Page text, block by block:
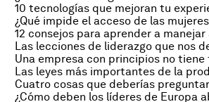
10 tecnologías que mejoran tu
¿Qué impide el acceso de las
12 consejos para aprender a
Las lecciones de liderazgo que nos
Una empresa con principios no tiene
Las leyes más importantes de la